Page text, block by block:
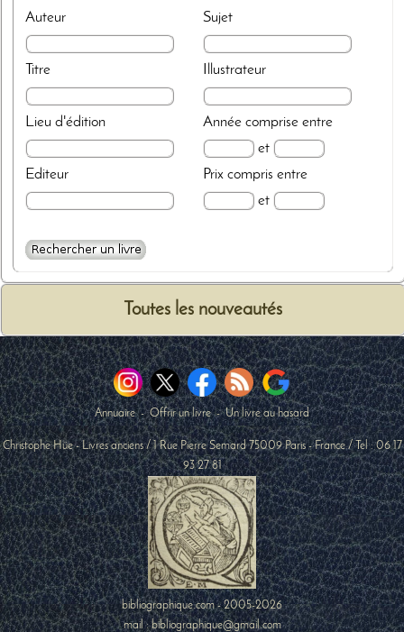
Auteur
Titre
Lieu d'édition
Editeur
Sujet
Illustrateur
Annéecomprise entre
et
Prixcompris entre
et
Toutes les nouveautés
Annuaire-Offrir un livre-Un livre au hasard
Christophe Hüe - Livres anciens /1 Rue Pierre Semard 75009 Paris-France / Tel :06 17
93 27 81
bibliographique.com - 2005-2026
mail : bibliographique@gmail.com